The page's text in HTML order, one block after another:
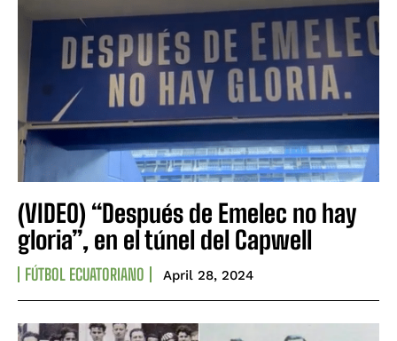
(VIDEO) “Después de Emelec no hay
gloria”, en el túnel del Capwell
FÚTBOL ECUATORIANO April 28, 2024